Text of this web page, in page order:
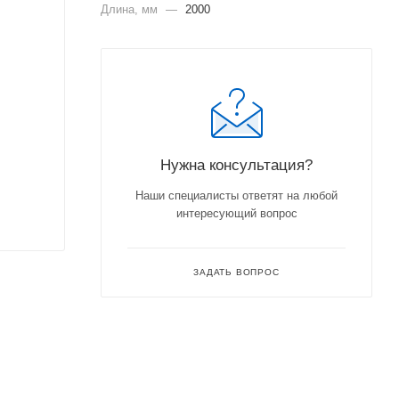
Длина, мм
— 2000
Нужна консультация?
Наши специалисты ответят на любой
интересующий вопрос
ЗАДАТЬ ВОПРОС